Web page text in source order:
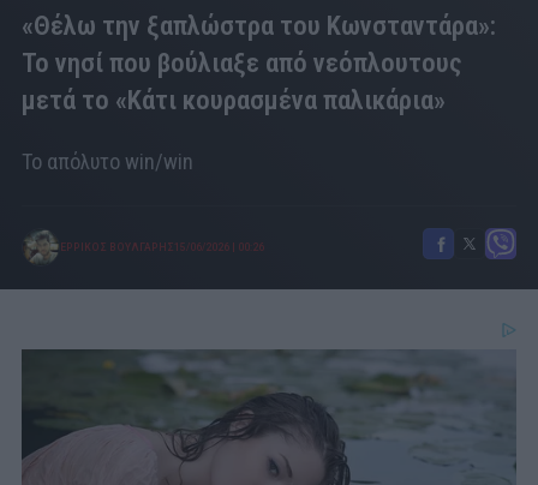
«Θέλω την ξαπλώστρα του Κωνσταντάρα»:
Το νησί που βούλιαξε από νεόπλουτους
μετά το «Κάτι κουρασμένα παλικάρια»
Το απόλυτο win/win
ΕΡΡΙΚΟΣ ΒΟΥΛΓΑΡΗΣ 15/06/2026 00:26